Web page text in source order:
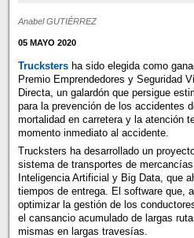
Anabel GUTIÉRREZ
05 MAYO 2020
Truckstersha sido elegida como
Premio Emprendedores y Seguridad
Directa, un galardón que persigue
para la prevención de los accidentes
mortalidad en carretera y la atención
momento inmediato al accidente.
Trucksters ha desarrollado un
sistema de transportes de
Inteligencia Artificial y Big Data, que
tiempos de entrega. El software que,
optimizar la gestión de los
el cansancio acumulado de largas
mismas en largas travesías.